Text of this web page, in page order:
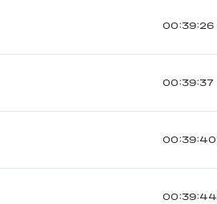
00:39:26
00:39:37
00:39:40
00:39:44